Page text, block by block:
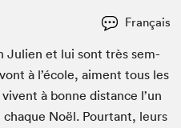
Français
Julien et lui sont très sem­
à l’école, aiment tous les
à bonne dis­tance l’un
Noël. Pour­tant, leurs